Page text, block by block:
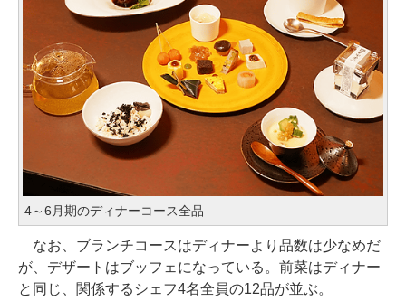
4～6月期のディナーコース全品
なお、ブランチコースはディナーより品数は少なめだ
が、デザートはブッフェになっている。前菜はディナー
と同じ、関係するシェフ4名全員の12品が並ぶ。